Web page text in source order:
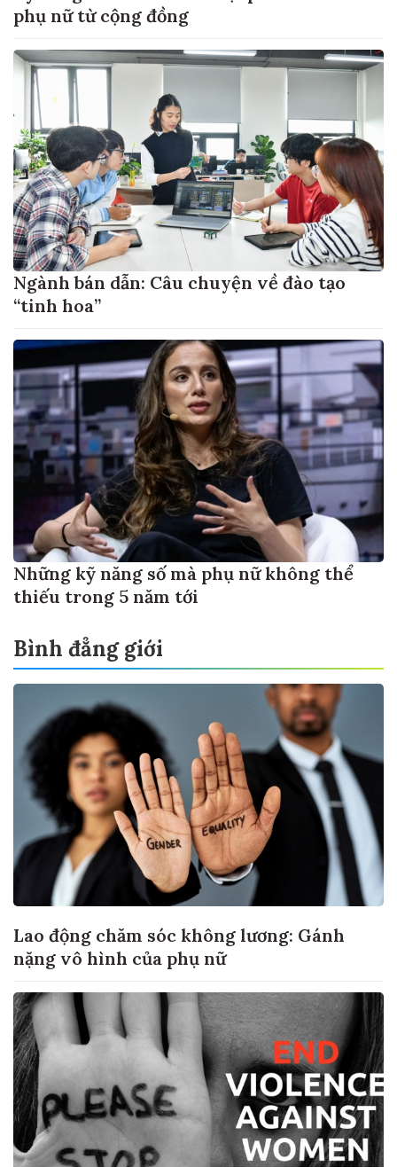
phụ nữ từ cộng đồng
Ngành bán dẫn: Câu chuyện về đào tạo
“tinh hoa”
Những kỹ năng số mà phụ nữ không thể
thiếu trong 5 năm tới
Bình đẳng giới
Lao động chăm sóc không lương: Gánh
nặng vô hình của phụ nữ